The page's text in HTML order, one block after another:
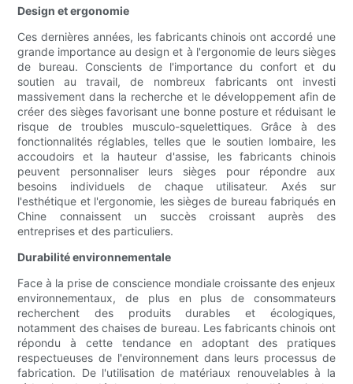
Design et ergonomie
Ces dernières années, les fabricants chinois ont accordé une
grande importance au design et à l'ergonomie de leurs sièges
de bureau. Conscients de l'importance du confort et du
soutien au travail, de nombreux fabricants ont investi
massivement dans la recherche et le développement afin de
créer des sièges favorisant une bonne posture et réduisant le
risque de troubles musculo-squelettiques. Grâce à des
fonctionnalités réglables, telles que le soutien lombaire, les
accoudoirs et la hauteur d'assise, les fabricants chinois
peuvent personnaliser leurs sièges pour répondre aux
besoins individuels de chaque utilisateur. Axés sur
l'esthétique et l'ergonomie, les sièges de bureau fabriqués en
Chine connaissent un succès croissant auprès des
entreprises et des particuliers.
Durabilité environnementale
Face à la prise de conscience mondiale croissante des enjeux
environnementaux, de plus en plus de consommateurs
recherchent des produits durables et écologiques,
notamment des chaises de bureau. Les fabricants chinois ont
répondu à cette tendance en adoptant des pratiques
respectueuses de l'environnement dans leurs processus de
fabrication. De l'utilisation de matériaux renouvelables à la